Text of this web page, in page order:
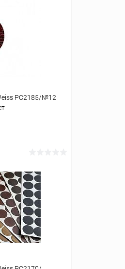
PC2185/№12
Сравнение
В наличии